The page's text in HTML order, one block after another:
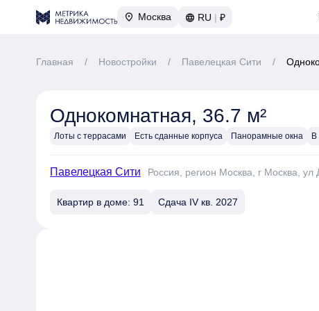
Москва RU | ₽
Главная / Новостройки / Павелецкая Сити /
Однокомнатная, 36.7 м²
Лоты с террасами Есть сданные корпуса Панорамные окна В
Павелецкая Сити Россия, регион Москва, г Москва, ул
Квартир в доме: 91 Сдача IV кв. 2027